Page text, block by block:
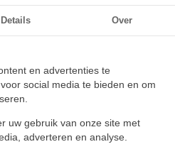
Details Over
en advertenties te
social media te bieden en om
uw gebruik van onze site met
adverteren en analyse.
★★★
★★★
review!